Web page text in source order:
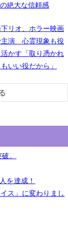
絶大な信頼感
下リオ、ホラー映画
主演 心霊現象も役
活かす「取り憑かれ
いい役だから」
。
を達成！
ス」に変わりまし